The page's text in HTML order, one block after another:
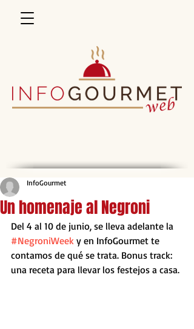
Un homenaje al Negroni
InfoGourmet
Del 4 al 10 de junio, se lleva adelante la
#NegroniWeek y en InfoGourmet te
contamos de qué se trata. Bonus track:
una receta para llevar los festejos a casa.